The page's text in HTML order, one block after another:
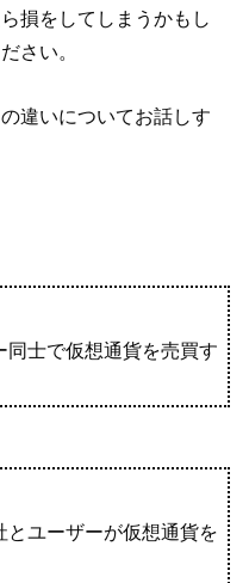
損をしてしまうかもし
さい。
違いについてお話しす
士で仮想通貨を売買す
ユーザーが仮想通貨を